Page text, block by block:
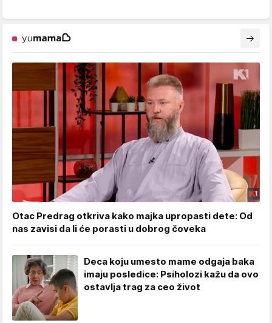
Otac Predrag otkriva kako majka upropasti dete: Od
nas zavisi da li će porasti u dobrog čoveka
Deca koju umesto mame odgaja baka
imaju posledice: Psiholozi kažu da ovo
ostavlja trag za ceo život